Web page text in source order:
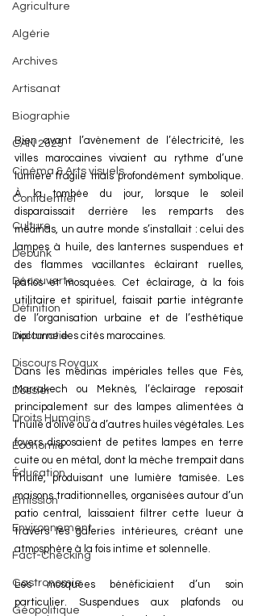
Agriculture
Algérie
Archives
Artisanat
Biographie
CAN 2025
Cinéma & Arts visuels
Confidentiel
Culture
Debunk
Découverte
Définition
Diplomatie
Discours Royaux
Dossier
Droits Humains
Économie
Éducation
Émission
Environnement
Fact-Checking
Gastronomie
Géopolitique
Bien avant l’avènement de l’électricité, les
villes marocaines vivaient au rythme d’une
lumière fragile mais profondément symbolique.
À la tombée du jour, lorsque le soleil
disparaissait derrière les remparts des
médinas, un autre monde s’installait : celui des
lampes à huile, des lanternes suspendues et
des flammes vacillantes éclairant ruelles,
patios et mosquées. Cet éclairage, à la fois
utilitaire et spirituel, faisait partie intégrante
de l’organisation urbaine et de l’esthétique
nocturne des cités marocaines.
Dans les médinas impériales telles que Fès,
Marrakech ou Meknès, l’éclairage reposait
principalement sur des lampes alimentées à
l’huile d’olive ou à d’autres huiles végétales. Les
foyers disposaient de petites lampes en terre
cuite ou en métal, dont la mèche trempait dans
l’huile, produisant une lumière tamisée. Les
maisons traditionnelles, organisées autour d’un
patio central, laissaient filtrer cette lueur à
travers les galeries intérieures, créant une
atmosphère à la fois intime et solennelle.
Les mosquées bénéficiaient d’un soin
particulier. Suspendues aux plafonds ou